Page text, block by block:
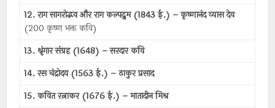
12. राग सागरोद्भव और राग कल्पद्रुम (1843 ई.) – कृष्णानंद व्यास देव
(200 कृष्ण भक्त कवि)
13. श्रृंगार संग्रह (1648) – सरदार कवि
14. रस चंद्रोदय (1563 ई.) – ठाकुर प्रसाद
15. कवित रत्नाकर (1676 ई.) – मातादीन मिश्र